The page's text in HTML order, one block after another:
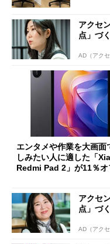
アクセ
点」づ
AD（アクセ
エンタメや作業を大画面
しみたい人に適した「
Redmi Pad 2」が11％オ
アクセ
点」づ
AD（アクセ